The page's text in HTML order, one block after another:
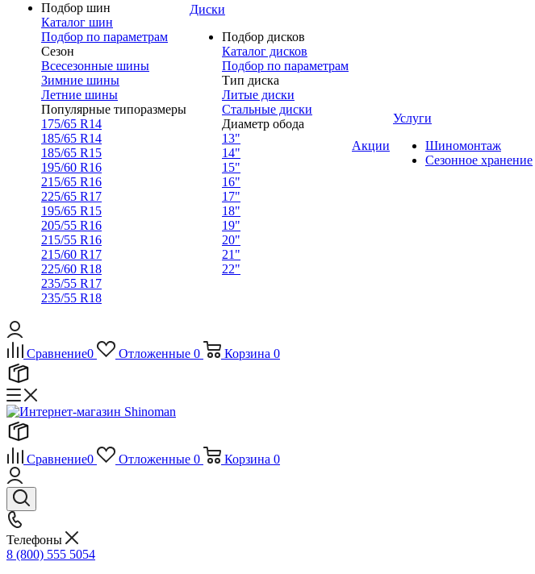
Подбор шин
Каталог шин
Подбор по параметрам
Сезон
Всесезонные шины
Зимние шины
Летние шины
Популярные типоразмеры
175/65 R14
185/65 R14
185/65 R15
195/60 R16
215/65 R16
225/65 R17
195/65 R15
205/55 R16
215/55 R16
215/60 R17
225/60 R18
235/55 R17
235/55 R18
Диски
Подбор дисков
Каталог дисков
Подбор по параметрам
Тип диска
Литые диски
Стальные диски
Диаметр обода
13"
14"
15"
16"
17"
18"
19"
20"
21"
22"
Акции
Услуги
Шиномонтаж
Сезонное хранение
Сравнение0 Отложенные 0 Корзина 0
Сравнение0 Отложенные 0 Корзина 0
Телефоны
8 (800) 555 5054